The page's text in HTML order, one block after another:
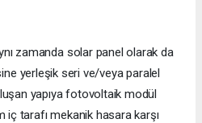
zamanda solar panel olarak da
yerleşik seri ve/veya paralel
yapıya fotovoltaik modül
iç tarafı mekanik hasara karşı